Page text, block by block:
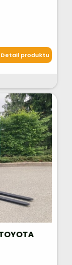
Detail produktu